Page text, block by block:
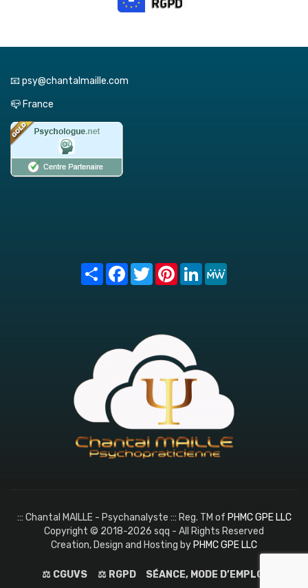
📧 psy@chantalmaille.com
📪 France
Share FacebookTwitterPinterest
LinkedIn
::: Chantal MAILLE - Psychanalyste ::: Reg. TM of PHMC GPE LLC
Copyright © 2018-2026 sqq - All Rights Reserved
Creation, Design and Hosting by PHMC GPE LLC
⚖️ CGUVS ⚖️ RGPD SÉANCE, MODE D’EMPLOI